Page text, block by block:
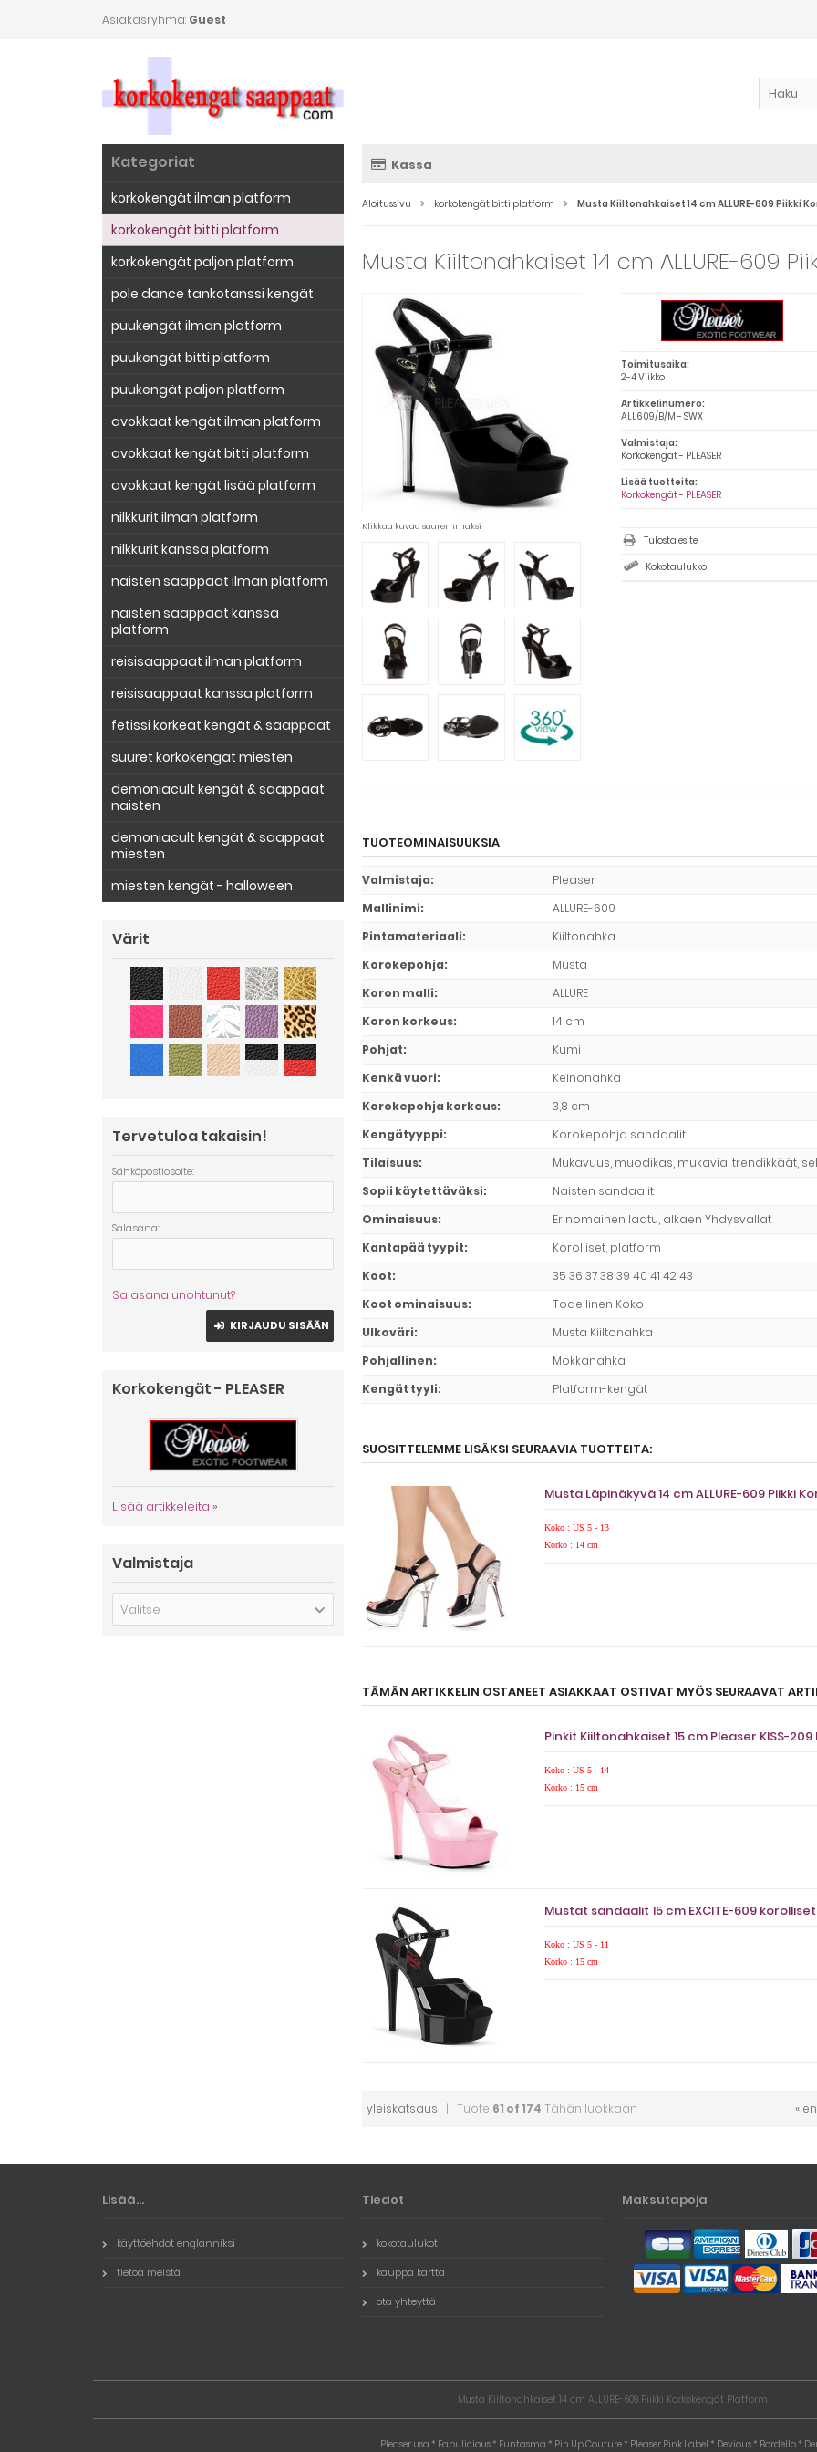
Asiakasryhmä: Guest
Kassa
Aloitussivu korkokengät bitti platform Musta Kiiltonahkaiset 14 cm ALLURE-609 Piikki
Musta Kiiltonahkaiset 14 cm ALLURE-609
Klikkaa kuvaa suuremmaksi
Toimitusaika:
2-4 Viikko
Artikkelinumero:
ALL609/B/M - SWX
Valmistaja:
Korkokengät - PLEASER
Lisää tuotteita:
Korkokengät - PLEASER
Tulosta esite
Kokotaulukko
TUOTEOMINAISUUKSIA
Valmistaja:
Pleaser
Mallinimi:
ALLURE-609
Pintamateriaali:
Kiiltonahka
Korokepohja:
Musta
Koron malli:
ALLURE
Koron korkeus:
14 cm
Pohjat:
Kumi
Kenkä vuori:
Keinonahka
Korokepohja korkeus:
3,8 cm
Kengätyyppi:
Korokepohja sandaalit
Tilaisuus:
Mukavuus, muodikas, mukavia, trendikkäät,
Sopii käytettäväksi:
Naisten sandaalit
Ominaisuus:
Erinomainen laatu, alkaen Yhdysvallat
Kantapää tyypit:
Korolliset, platform
Koot:
35 36 37 38 39 40 41 42 43
Koot ominaisuus:
Todellinen Koko
Ulkoväri:
Musta Kiiltonahka
Pohjallinen:
Mokkanahka
Kengät tyyli: Platform-kengät
SUOSITTELEMME LISÄKSI SEURAAVIA TUOTTEITA:
Musta Läpinäkyvä 14 cm ALLURE-609 Piikki
Koko : US 5 - 13
Korko : 14 cm
TÄMÄN ARTIKKELIN OSTANEET ASIAKKAAT OSTIVAT MYÖS SEURAAVAT
Pinkit Kiiltonahkaiset 15 cm Pleaser KISS-
Koko : US 5 - 14
Korko : 15 cm
Mustat sandaalit 15 cm EXCITE-609
Koko : US 5 - 11
Korko : 15 cm
yleiskatsaus | Tuote 61 of 174 Tähän luokkaan «
Kategoriat
korkokengät ilman platform
korkokengät bitti platform
korkokengät paljon platform
pole dance tankotanssi kengät
puukengät ilman platform
puukengät bitti platform
puukengät paljon platform
avokkaat kengät ilman platform
avokkaat kengät bitti platform
avokkaat kengät lisää platform
nilkkurit ilman platform
nilkkurit kanssa platform
naisten saappaat ilman platform
naisten saappaat kanssa
platform
reisisaappaat ilman platform
reisisaappaat kanssa platform
fetissi korkeat kengät & saappaat
suuret korkokengät miesten
demoniacult kengät & saappaat
naisten
demoniacult kengät & saappaat
miesten
miesten kengät - halloween
Värit
Tervetuloa takaisin!
Sähköpostiosoite:
Salasana:
Salasana unohtunut?
KIRJAUDU SISÄÄN
Korkokengät - PLEASER
Lisää artikkeleita »
Valmistaja
Valitse
Lisää...
käyttöehdot englanniksi
tietoa meistä
Tiedot
kokotaulukot
kauppa kartta
ota yhteyttä
Maksutapoja
Musta Kiiltonahkaiset 14 cm ALLURE-609 Piikki Korkokengät Platform
Pleaser usa * Fabulicious * Funtasma * Pin Up Couture * Pleaser Pink Label * Devious * Bordello *